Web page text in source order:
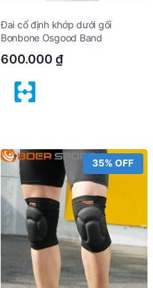
Đai cố định khớp dưới gối
Bonbone Osgood Band
600.000 ₫
35% OFF